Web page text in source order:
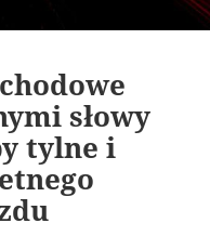
słowy
tylne i